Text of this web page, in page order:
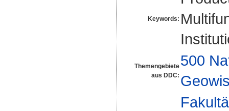
Keywords:
Themengebiete
aus DDC:
500